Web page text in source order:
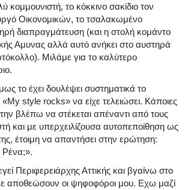
κομμουνιστή, το κόκκινο σακίδιο τον
Οικονομικών, το τσαλακωμένο
διαπραγμάτευση (και η στολή κομάντο
Αμυνας αλλά αυτό ανήκει στο αυστηρά
Μιλάμε για το καλύτερο
το έχει δουλέψει συστηματικά το
style rocks» να είχε τελειώσει. Κάποιες
βλέπω να στέκεται απέναντι από τους
και με υπερχειλίζουσα αυτοπεποίθηση ως
έτοιμη να απαντήσει στην ερώτηση:
Περιφερειάρχης Αττικής και βγαίνω στο
αποθεώσουν οι ψηφοφόροι μου. Εχω μαζί